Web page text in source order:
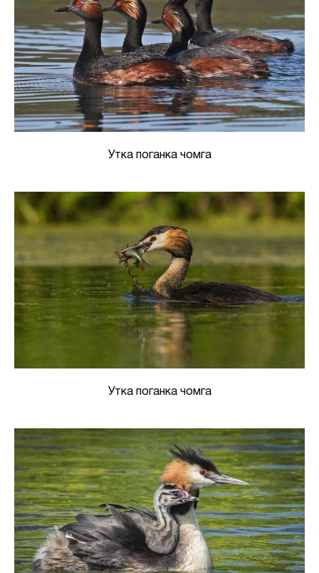
Утка поганка чомга
Утка поганка чомга